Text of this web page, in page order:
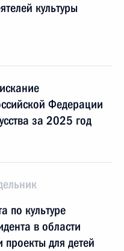
культуры
Федерации
за 2025 год
по культуре
в области
проекты для детей